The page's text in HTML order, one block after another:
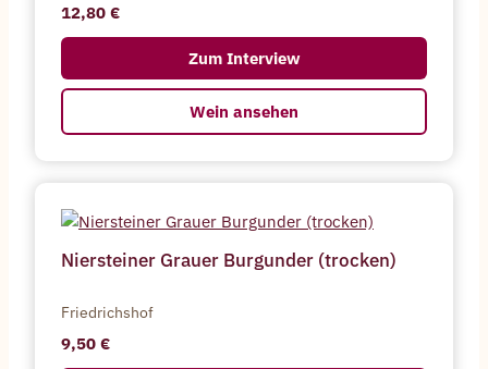
12,80
Zum Interview
Wein ansehen
Niersteiner Grauer Burgunder (trocken)
Friedrichshof
9,50